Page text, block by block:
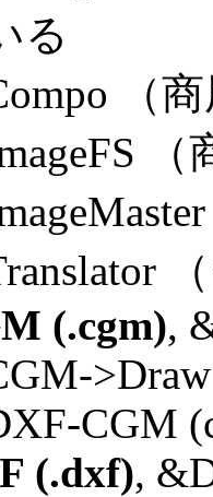
る
（商
（
(.cgm),
CGM
(.dxf),